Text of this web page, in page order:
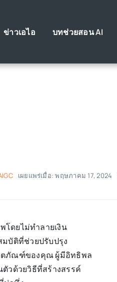
ข่าวเอไอ บทช่วยสอน AI
เผยแพร่เมื่อ: พฤษภาคม 17, 2024
โดยไม่ทำลายเงิน
มบัติที่ช่วยปรับปรุง
ลิตภัณฑ์ของคุณ ผู้มีอิทธิพล
วด้วยวิธีที่สร้างสรรค์